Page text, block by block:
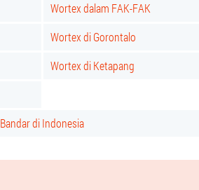
Wortex dalam FAK-FAK
Wortex di Gorontalo
Wortex di Ketapang
Bandar di Indonesia